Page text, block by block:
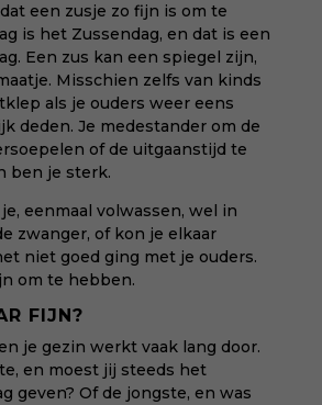
een zusje zo fijn is om te
is het Zussendag, en dat is een
Een zus kan een spiegel zijn,
Misschien zelfs van kinds
als je ouders weer eens
deden. Je medestander om de
of de uitgaanstijd te
ben je sterk.
eenmaal volwassen, wel in
zwanger, of kon je elkaar
niet goed ging met je ouders.
om te hebben.
FIJN?
je gezin werkt vaak lang door.
en moest jij steeds het
geven? Of de jongste, en was